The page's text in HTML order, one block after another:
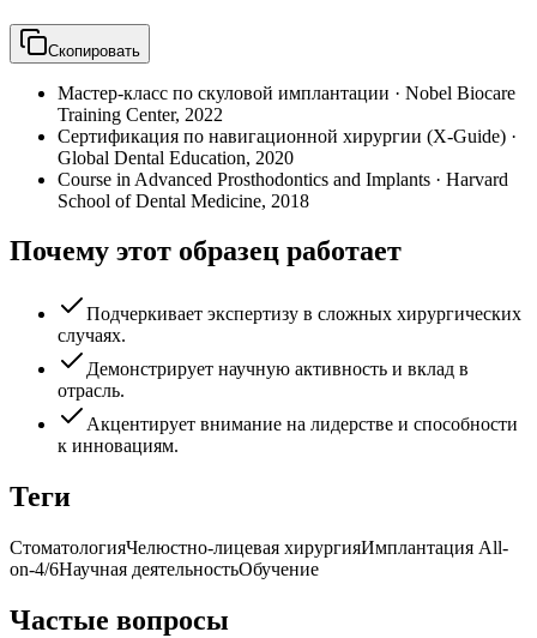
Скопировать
Мастер-класс по скуловой имплантации · Nobel Biocare
Training Center, 2022
Сертификация по навигационной хирургии (X-Guide) ·
Global Dental Education, 2020
Course in Advanced Prosthodontics and Implants · Harvard
School of Dental Medicine, 2018
Почему этот образец работает
Подчеркивает экспертизу в сложных хирургических
случаях.
Демонстрирует научную активность и вклад в
отрасль.
Акцентирует внимание на лидерстве и способности
к инновациям.
Теги
СтоматологияЧелюстно-лицевая хирургияИмплантация All-
on-4/6Научная деятельностьОбучение
Частые вопросы